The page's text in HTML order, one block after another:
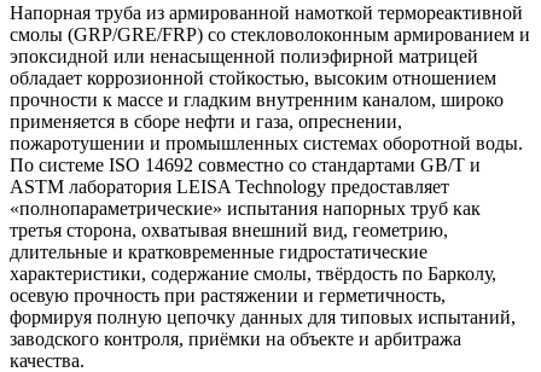
Напорная труба из армированной намоткой термореактивной
смолы (GRP/GRE/FRP) со стекловолоконным армированием и
эпоксидной или ненасыщенной полиэфирной матрицей
обладает коррозионной стойкостью, высоким отношением
прочности к массе и гладким внутренним каналом, широко
применяется в сборе нефти и газа, опреснении,
пожаротушении и промышленных системах оборотной воды.
По системе ISO 14692 совместно со стандартами GB/T и
ASTM лаборатория LEISA Technology предоставляет
«полнопараметрические» испытания напорных труб как
третья сторона, охватывая внешний вид, геометрию,
длительные и кратковременные гидростатические
характеристики, содержание смолы, твёрдость по Барколу,
осевую прочность при растяжении и герметичность,
формируя полную цепочку данных для типовых испытаний,
заводского контроля, приёмки на объекте и арбитража
качества.